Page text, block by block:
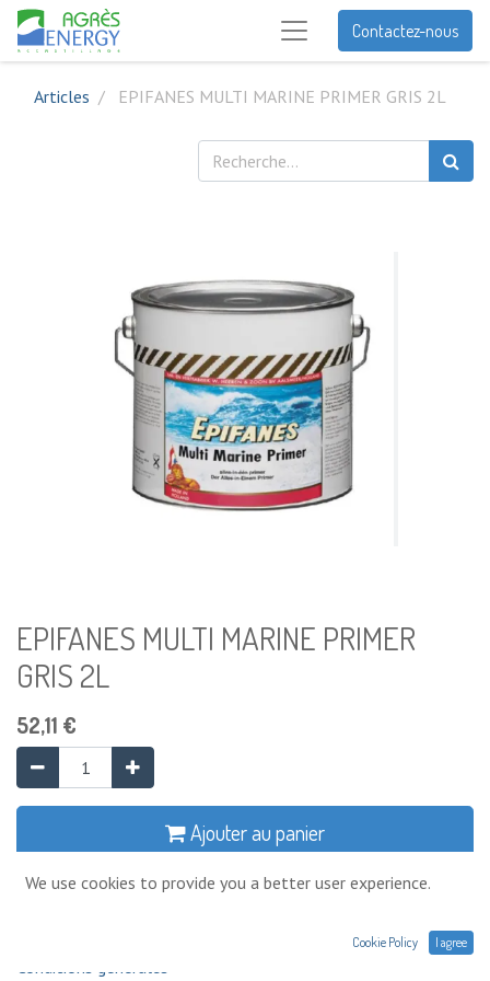
Contactez-nous
Articles EPIFANES MULTI MARINE PRIMER GRIS 2L
EPIFANES MULTI MARINE PRIMER
GRIS 2L
52,11 €
Ajouter au panier
Ajouter à la liste de souhaits
Conditions générales
We use cookies to provide you a better user experience.
Cookie Policy I agree